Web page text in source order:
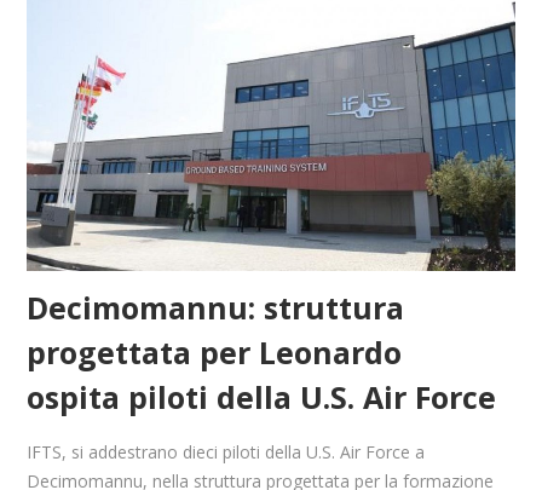
Decimomannu: struttura
progettata per Leonardo
ospita piloti della U.S. Air Force
IFTS, si addestrano dieci piloti della U.S. Air Force a
Decimomannu, nella struttura progettata per la formazione